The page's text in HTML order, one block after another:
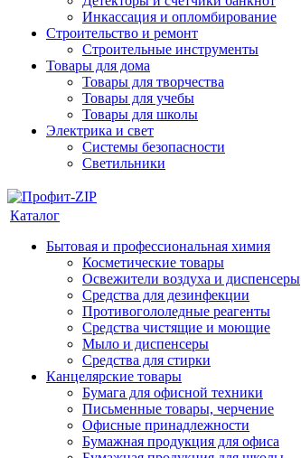
Инкассация и опломбирование
Строительство и ремонт
Строительные инструменты
Товары для дома
Товары для творчества
Товары для учебы
Товары для школы
Электрика и свет
Системы безопасности
Светильники
Каталог
Бытовая и профессиональная химия
Косметические товары
Освежители воздуха и диспенсеры
Средства для дезинфекции
Противогололедные реагенты
Средства чистящие и моющие
Мыло и диспенсеры
Средства для стирки
Канцелярские товары
Бумага для офисной техники
Письменные товары, черчение
Офисные принадлежности
Бумажная продукция для офиса